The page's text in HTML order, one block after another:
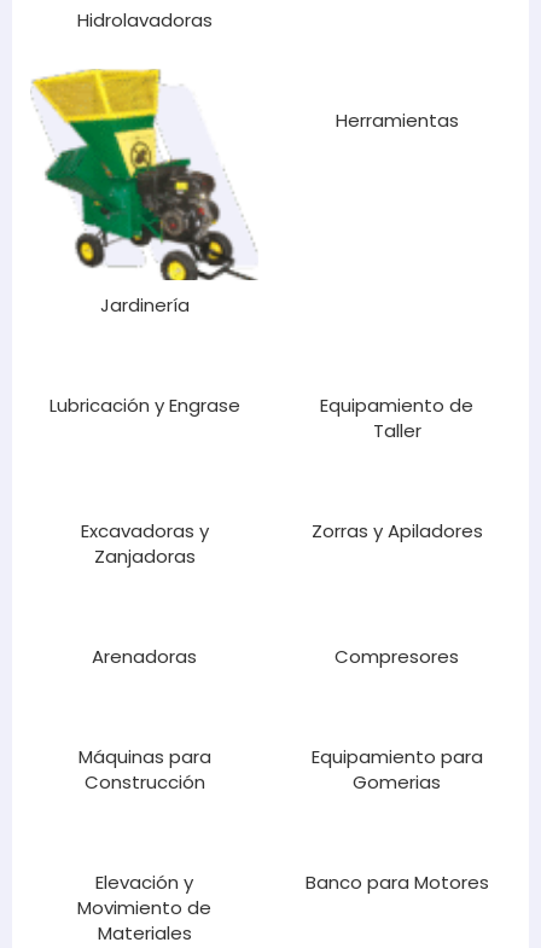
Hidrolavadoras
Jardinería
Herramientas
Lubricación y Engrase
Equipamiento de
Taller
Excavadoras y
Zanjadoras
Zorras y Apiladores
Arenadoras Compresores
Máquinas para
Construcción
Equipamiento para
Gomerias
Elevación y
Movimiento de
Materiales
Banco para Motores